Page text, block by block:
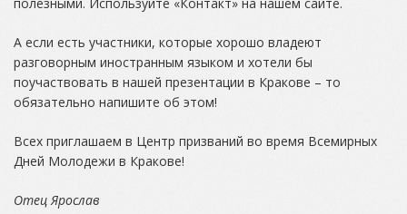
А если есть участники, которые хорошо владеют
разговорным иностранным языком и хотели бы
поучаствовать в нашей презентации в Кракове – то
обязательно напишите об этом!
Всех приглашаем в Центр призваний во время Всемирных
Дней Молодежи в Кракове!
Отец Ярослав